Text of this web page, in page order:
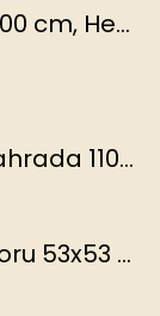
Kašmírový pléd Květiny 100x200 cm, Hedvábný svět
Hedvábný šátek Japonská zahrada 110x110 cm v dárkovém balení, HEDVÁBNÝ SVĚT
Hedvábný šátek Květy hrachoru 53x53 cm v dárkovém balení, HEDVÁBNÝ SVĚT